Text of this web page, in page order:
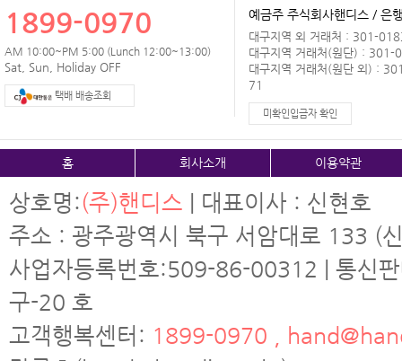
1899-0970
AM 10:00~PM 5:00 (Lunch 12:00~13:00)
Sat, Sun, Holiday OFF
택배 배송조회
예금주 주식회사핸디스 / 은
대구지역 외 거래처 : 301-
대구지역 거래처(원단) :
대구지역 거래처(원단 외) :
71
미확인입금자 확인
홈 회사소개 이용약관
상호명:(주)핸디스 | 대표이사 : 신현호
주소 : 광주광역시 북구 서암대로 133 (
사업자등록번호:509-86-00312 | 통신
구-20 호
고객행복센터: 1899-0970 ,